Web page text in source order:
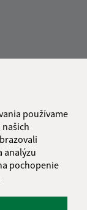
používame
analýzu
pochopenie
manuálom